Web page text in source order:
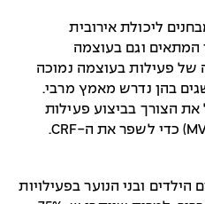
אירובית
וגם בעוצמה
בעוצמה נמוכה
נדרש מאמץ מרבי.
בביצוע פעילות
ובני הנוער בפעילויות